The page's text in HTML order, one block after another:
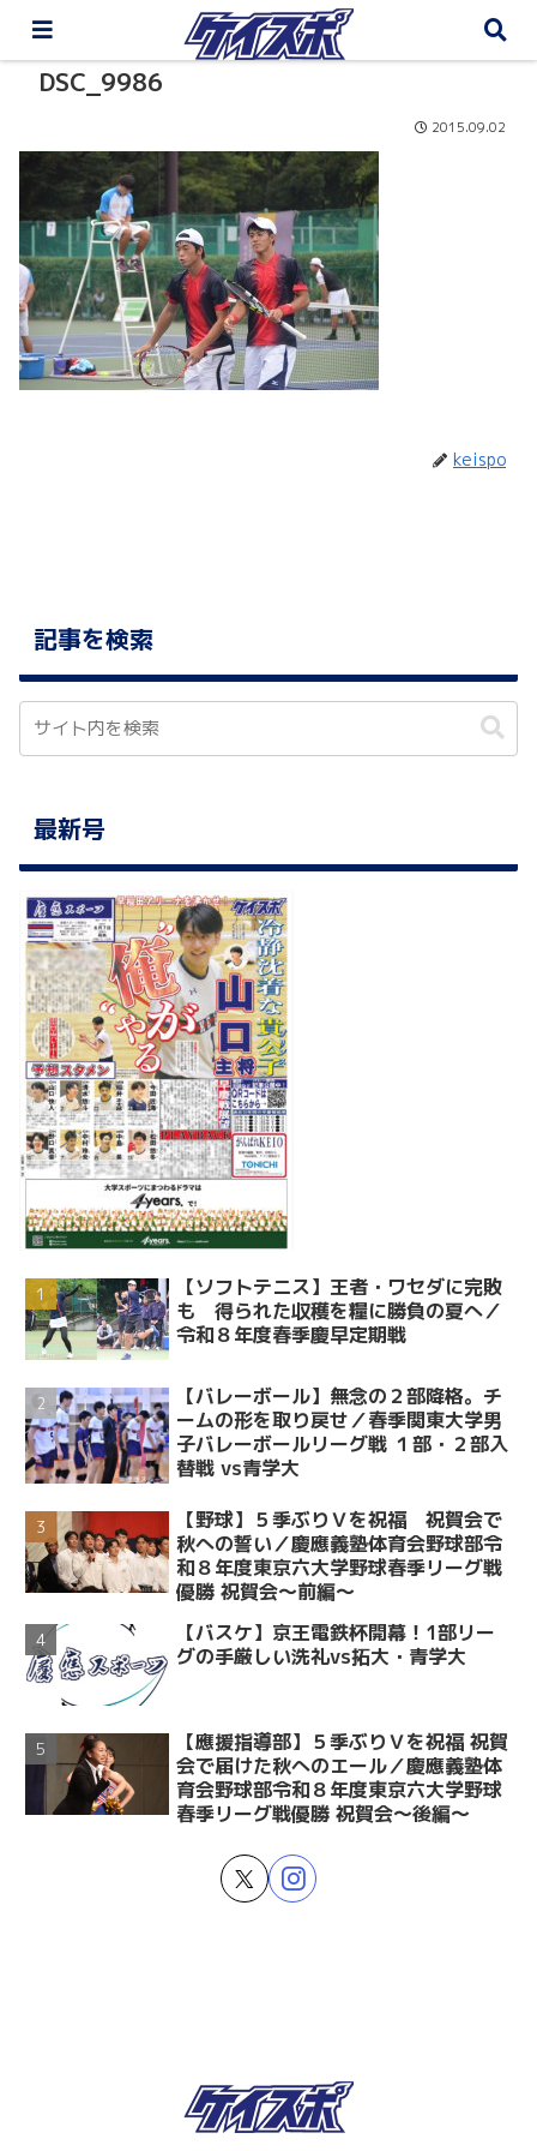
DSC_9986
2015.09.02
keispo
記事を検索
最新号
【ソフトテニス】王者・ワセダに完敗
も 得られた収穫を糧に勝負の夏へ／
令和８年度春季慶早定期戦
【バレーボール】無念の２部降格。チ
ームの形を取り戻せ／春季関東大学男
子バレーボールリーグ戦 １部・２部入
替戦 vs青学大
【野球】５季ぶりＶを祝福 祝賀会で
秋への誓い／慶應義塾体育会野球部令
和８年度東京六大学野球春季リーグ戦
優勝 祝賀会～前編～
【バスケ】京王電鉄杯開幕！1部リー
グの手厳しい洗礼vs拓大・青学大
【應援指導部】５季ぶりＶを祝福 祝賀
会で届けた秋へのエール／慶應義塾体
育会野球部令和８年度東京六大学野球
春季リーグ戦優勝 祝賀会～後編～